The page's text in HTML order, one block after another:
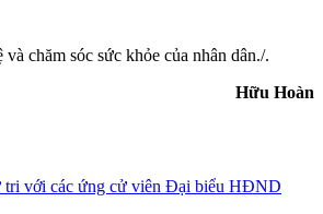
chăm sóc sức khỏe của nhân dân./.
Hữu Hoàn
tri với các ứng cử viên Đại biểu HĐND